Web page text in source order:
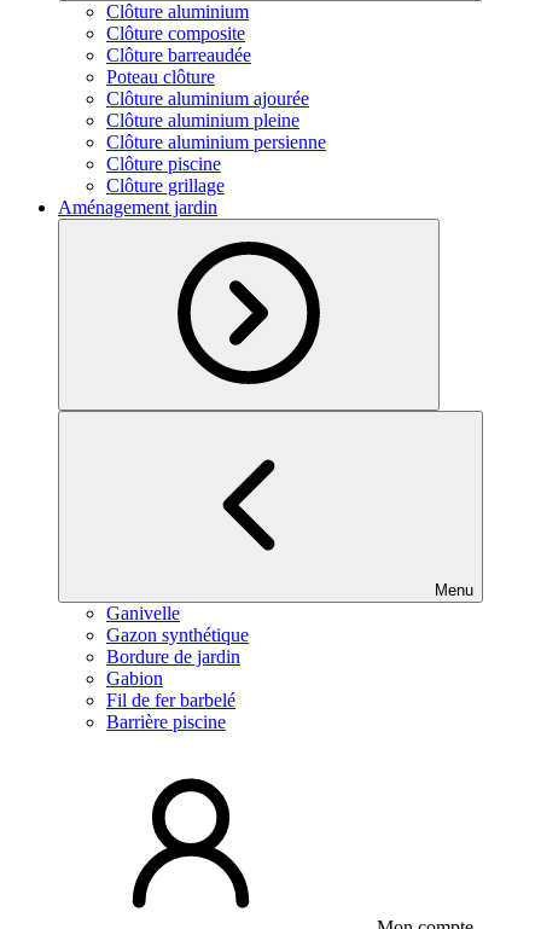
Clôture aluminium
Clôture composite
Clôture barreaudée
Poteau clôture
Clôture aluminium ajourée
Clôture aluminium pleine
Clôture aluminium persienne
Clôture piscine
Clôture grillage
Aménagement jardin
Menu
Ganivelle
Gazon synthétique
Bordure de jardin
Gabion
Fil de fer barbelé
Barrière piscine